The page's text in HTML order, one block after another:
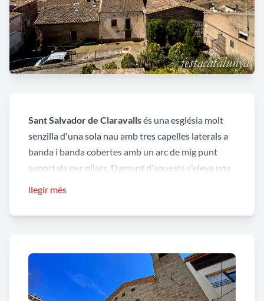
Sant Salvador de Claravallsés una església molt
senzilla d'una sola nau amb tres capelles laterals a
banda i banda cobertes amb un arc de mig punt
suportats per pilars. Damunt d'aquests s'eleva una
recoberta de nervis que s'entrellacen entre si
A cada banda dels peus de l'església hi ha dos grans
òculs que donen llum a l'església. A sobre del cor
s'eleva una tribuna de grans dimensions.
llegir més